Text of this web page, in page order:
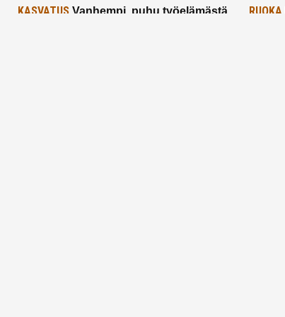
KASVATUS Vanhempi, puhu työelämästä
RUOKA